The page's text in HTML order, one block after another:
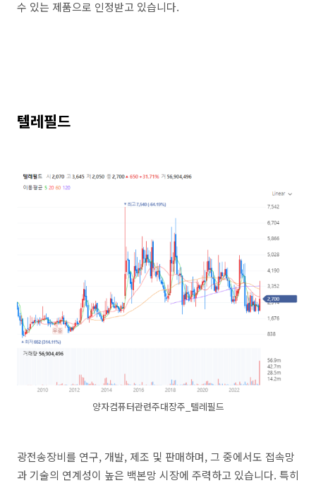
수 있는 제품으로 인정받고 있습니다.
텔레필드
양자컴퓨터관련주대장주_텔레필드
광전송장비를 연구, 개발, 제조 및 판매하며, 그 중에서도 접속망
과 기술의 연계성이 높은 백본망 시장에 주력하고 있습니다. 특히